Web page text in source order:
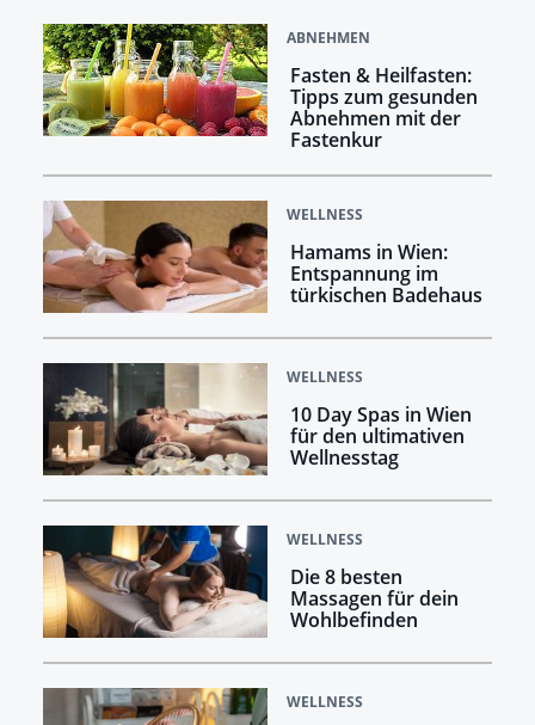
ABNEHMEN
Fasten & Heilfasten:
Tipps zum gesunden
Abnehmen mit der
Fastenkur
WELLNESS
Hamams in Wien:
Entspannung im
türkischen Badehaus
WELLNESS
10 Day Spas in Wien
für den ultimativen
Wellnesstag
WELLNESS
Die 8 besten
Massagen für dein
Wohlbefinden
WELLNESS